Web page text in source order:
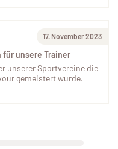
17. November 2023
für unsere Trainer
unserer Sportvereine die
gemeistert wurde.